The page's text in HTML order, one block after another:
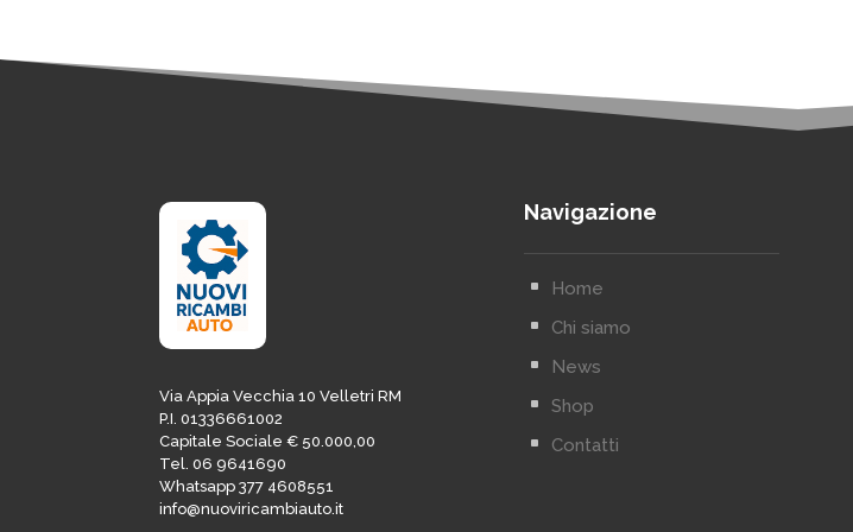
Via Appia Vecchia 10 Velletri RM
P.I. 01336661002
Capitale Sociale € 50.000,00
Tel. 06 9641690
Whatsapp 377 4608551
info@nuoviricambiauto.it
Navigazione
^ Home
^ Chi siamo
^ News
^ Shop
^ Contatti